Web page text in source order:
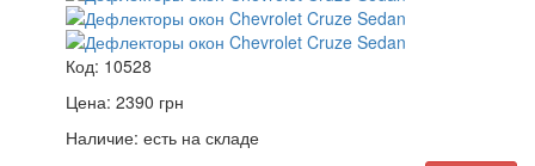
Код: 10528
Цена: 2390 грн
Наличие: есть на складе